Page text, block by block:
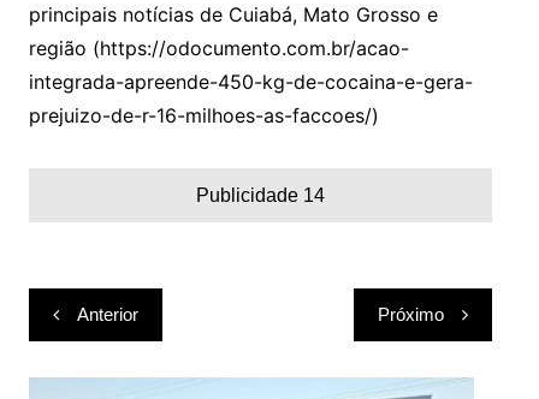
principais notícias de Cuiabá, Mato Grosso e
região (https://odocumento.com.br/acao-
integrada-apreende-450-kg-de-cocaina-e-gera-
prejuizo-de-r-16-milhoes-as-faccoes/)
Publicidade 14
Navegação
de
Post
Anterior Próximo